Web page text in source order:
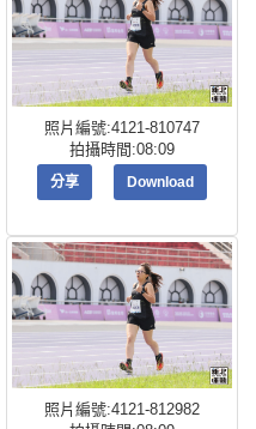
照片編號:4121-810747
拍攝時間:08:09
分享 Download
照片編號:4121-812982